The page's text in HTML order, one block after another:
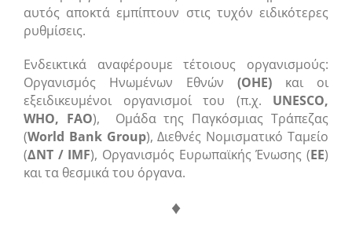
αυτός αποκτά εμπίπτουν στις τυχόν ειδικότερες
ρυθμίσεις.
Ενδεικτικά αναφέρουμε τέτοιους οργανισμούς:
Οργανισμός Ηνωμένων Εθνών (ΟΗΕ) και οι
εξειδικευμένοι οργανισμοί του (π.χ. UNESCO,
WHO, FAO), Ομάδα της Παγκόσμιας Τράπεζας
(World Bank Group),Διεθνές Νομισματικό Ταμείο
(ΔΝΤ / IMF), Οργανισμός Ευρωπαϊκής Ένωσης (ΕΕ)
και τα θεσμικά του όργανα.
♦